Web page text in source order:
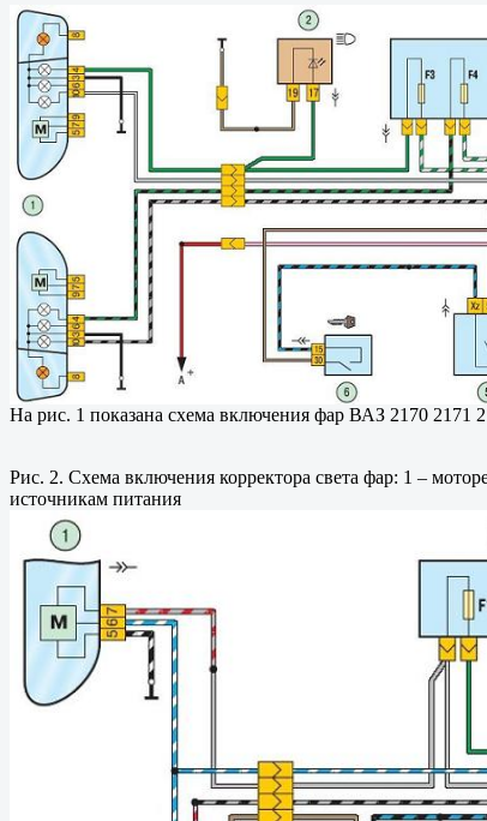
На рис. 1 показана схема включения фар ВАЗ 2170 2171
Рис. 2. Схема включения корректора света фар: 1 –
источникам питания